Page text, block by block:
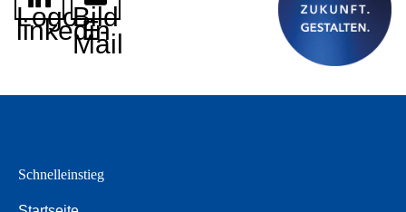
Logo
linkedin
Bild
E-
Mail
Schnelleinstieg